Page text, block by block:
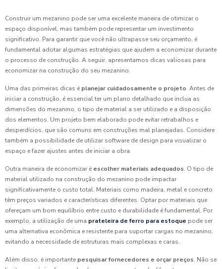
Construir um mezanino pode ser uma excelente maneira de otimizar o
espaço disponível, mas também pode representar um investimento
significativo. Para garantir que você não ultrapasse seu orçamento, é
fundamental adotar algumas estratégias que ajudem a economizar durante
o processo de construção. A seguir, apresentamos dicas valiosas para
economizar na construção do seu mezanino.
Uma das primeiras dicas é planejar cuidadosamente o projeto. Antes de
iniciar a construção, é essencial ter um plano detalhado que inclua as
dimensões do mezanino, o tipo de material a ser utilizado e a disposição
dos elementos. Um projeto bem elaborado pode evitar retrabalhos e
desperdícios, que são comuns em construções mal planejadas. Considere
também a possibilidade de utilizar software de design para visualizar o
espaço e fazer ajustes antes de iniciar a obra.
Outra maneira de economizar é escolher materiais adequados. O tipo de
material utilizado na construção do mezanino pode impactar
significativamente o custo total. Materiais como madeira, metal e concreto
têm preços variados e características diferentes. Optar por materiais que
ofereçam um bom equilíbrio entre custo e durabilidade é fundamental. Por
exemplo, a utilização de uma prateleira de ferro para estoque pode ser
uma alternativa econômica e resistente para suportar cargas no mezanino,
evitando a necessidade de estruturas mais complexas e caras.
Além disso, é importante pesquisar fornecedores e orçar preços. Não se